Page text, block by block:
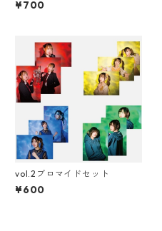
¥700
vol.2ブロマイドセット
¥600